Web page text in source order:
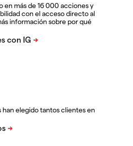
en más de 16 000 acciones y
con el acceso directo al
información sobre por qué
han elegido tantos clientes en